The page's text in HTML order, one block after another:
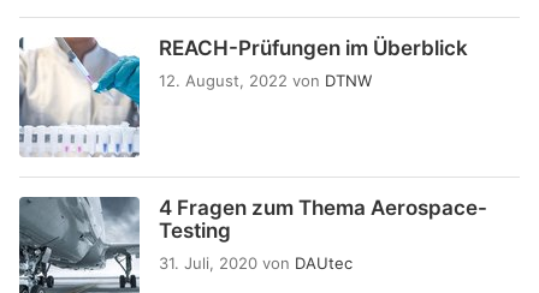
REACH-Prüfungen im Überblick
12. August, 2022 von DTNW
4 Fragen zum Thema Aerospace-
Testing
31. Juli, 2020 von DAUtec